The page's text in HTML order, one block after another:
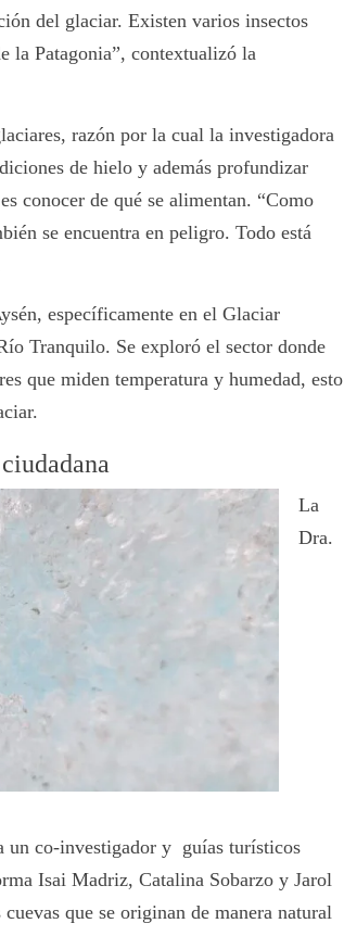
del glaciar. Existen varios insectos
la Patagonia”, contextualizó la
razón por la cual la investigadora
de hielo y además profundizar
conocer de qué se alimentan. “Como
se encuentra en peligro. Todo está
específicamente en el Glaciar
Tranquilo. Se exploró el sector donde
que miden temperatura y humedad, esto
La
Dra.
un co-investigador y guías turísticos
Isai Madriz, Catalina Sobarzo y Jarol
que se originan de manera natural